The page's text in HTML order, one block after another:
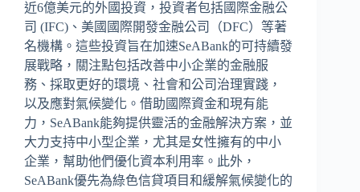
近6億美元的外國投資，投資者包括國際金融公
司 (IFC)、美國國際開發金融公司（DFC）等著
名機構。這些投資旨在加速SeABank的可持續發
展戰略，關注點包括改善中小企業的金融服
務、採取更好的環境、社會和公司治理實踐，
以及應對氣候變化。借助國際資金和現有能
力，SeABank能夠提供靈活的金融解決方案，並
大力支持中小型企業，尤其是女性擁有的中小
企業，幫助他們優化資本利用率。此外，
SeABank優先為綠色信貸項目和緩解氣候變化的